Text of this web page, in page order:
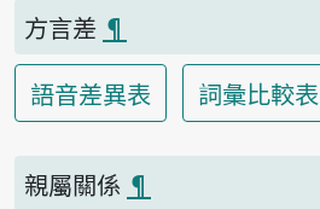
方言差 ¶
語音差異表
詞彙比較表
親屬關係 ¶